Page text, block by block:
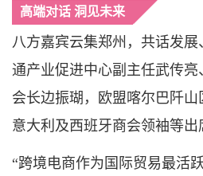
高端对话 洞见未来
八方嘉宾云集郑州，共话发
通产业促进中心副主任武传亮
会长边振瑚，欧盟喀尔巴阡山
意大利及西班牙商会领袖等出
“跨境电商作为国际贸易最活